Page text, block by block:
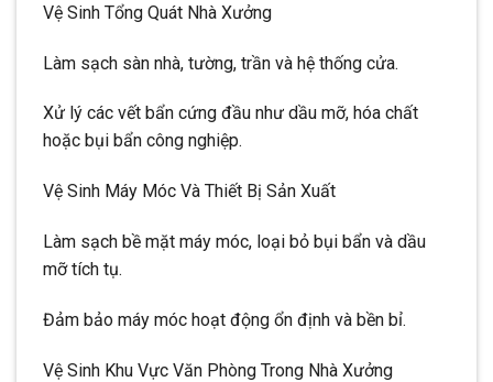
Vệ Sinh Tổng Quát Nhà Xưởng
Làm sạch sàn nhà, tường, trần và hệ thống cửa.
Xử lý các vết bẩn cứng đầu như dầu mỡ, hóa chất
hoặc bụi bẩn công nghiệp.
Vệ Sinh Máy Móc Và Thiết Bị Sản Xuất
Làm sạch bề mặt máy móc, loại bỏ bụi bẩn và dầu
mỡ tích tụ.
Đảm bảo máy móc hoạt động ổn định và bền bỉ.
Vệ Sinh Khu Vực Văn Phòng Trong Nhà Xưởng